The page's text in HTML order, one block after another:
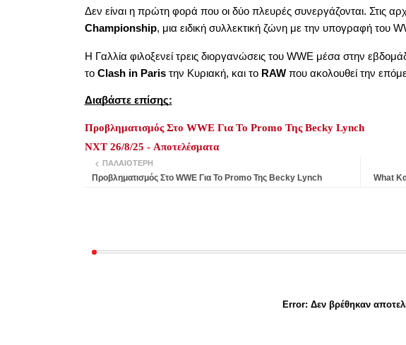
Δεν είναι η πρώτη φορά που οι δύο πλευρές συνεργάζονται. Στις
Championship, μια ειδική συλλεκτική ζώνη με την υπογραφή του
Η Γαλλία φιλοξενεί τρεις διοργανώσεις του WWE μέσα στην
το Clash in Parisτην Κυριακή, και το RAWπου ακολουθεί την
Διαβάστε επίσης:
Προβληματισμός Στο WWE Για Το Promo Της Becky Lynch
NXT 26/8/25 - Αποτελέσματα
What
ΠΑΛΑΙΌΤΕΡΗ
Προβληματισμός Στο WWE Για Το Promo Της Becky Lynch
Error: Δεν βρέθηκαν